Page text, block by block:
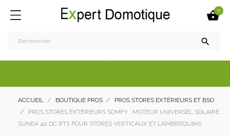
0

ACCUEIL BOUTIQUE PROS
PROS STORES EXTÉRIEURS ET BSO
PROS STORES EXTÉRIEURS SOMFY : MOTEUR UNIVERSEL SOLAIRE
SUNEA 40 DC RTS POUR STORES VERTICAUX ET LAMBREQUINS